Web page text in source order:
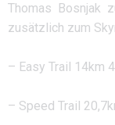
Thomas Bosnjak
zusätzlich zum
– Easy Trail 14km
– Speed Trail